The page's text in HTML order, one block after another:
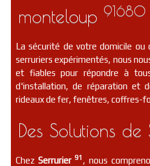
monteloup 91680
La sécurité de votre domicile
serruriers expérimentés, nous
et fiables pour répondre à
d'installation, de réparation et
rideaux de fer, fenêtres, coffres-
Des Solutions
Chez Serrurier91 , nous